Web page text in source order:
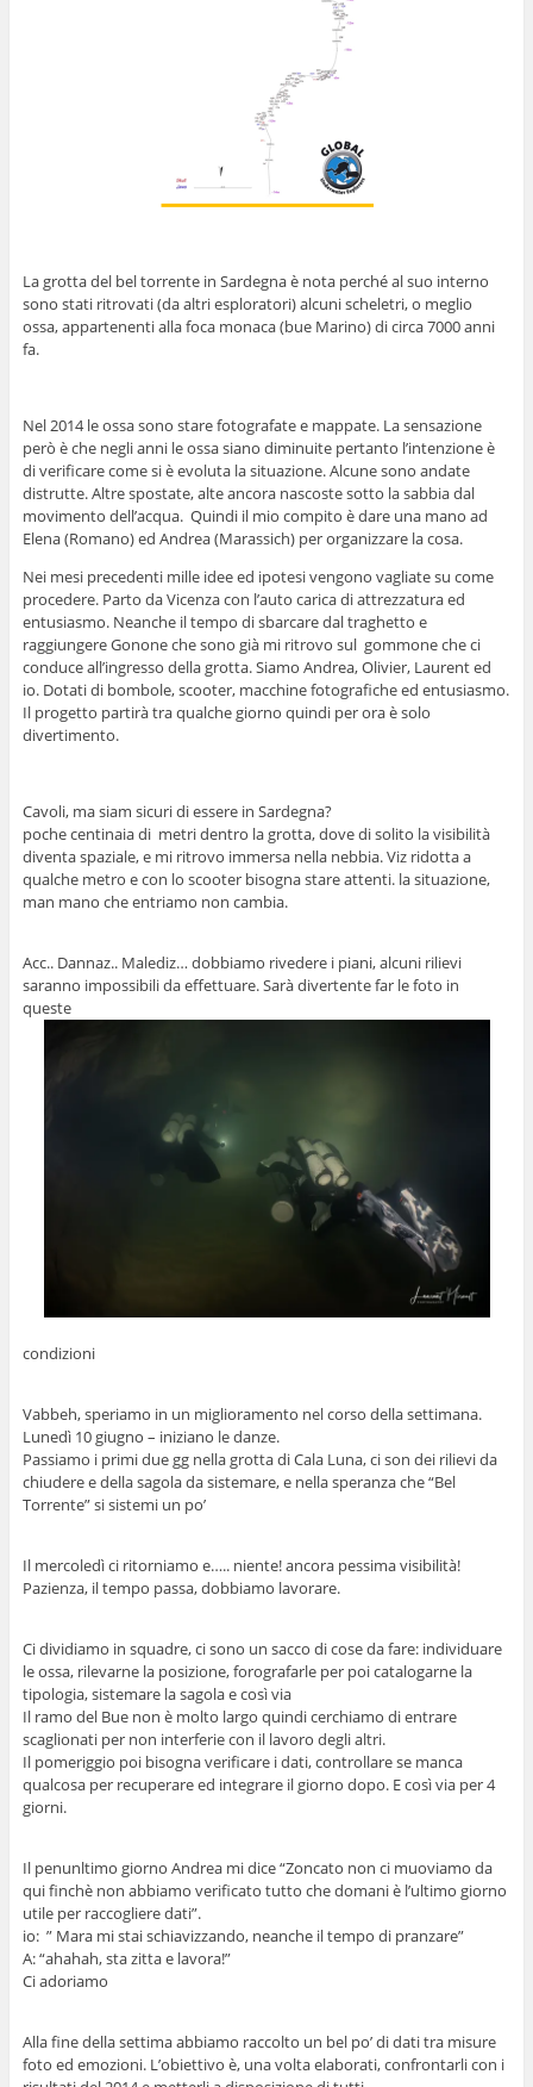
La grotta del bel torrente in Sardegna è nota perché al suo interno
sono stati ritrovati (da altri esploratori) alcuni scheletri, o meglio
ossa, appartenenti alla foca monaca (bue Marino) di circa 7000 anni
fa.
Nel 2014 le ossa sono stare fotografate e mappate. La sensazione
però è che negli anni le ossa siano diminuite pertanto l’intenzione è
di verificare come si è evoluta la situazione. Alcune sono andate
distrutte. Altre spostate, alte ancora nascoste sotto la sabbia dal
movimento dell’acqua. Quindi il mio compito è dare una mano ad
Elena (Romano) ed Andrea (Marassich) per organizzare la cosa.
Nei mesi precedenti mille idee ed ipotesi vengono vagliate su come
procedere. Parto da Vicenza con l’auto carica di attrezzatura ed
entusiasmo. Neanche il tempo di sbarcare dal traghetto e
raggiungere Gonone che sono già mi ritrovo sul gommone che ci
conduce all’ingresso della grotta. Siamo Andrea, Olivier, Laurent ed
io. Dotati di bombole, scooter, macchine fotografiche ed entusiasmo.
Il progetto partirà tra qualche giorno quindi per ora è solo
divertimento.
Cavoli, ma siam sicuri di essere in Sardegna?
poche centinaia di metri dentro la grotta, dove di solito la visibilità
diventa spaziale, e mi ritrovo immersa nella nebbia. Viz ridotta a
qualche metro e con lo scooter bisogna stare attenti. la situazione,
man mano che entriamo non cambia.
Acc.. Dannaz.. Malediz… dobbiamo rivedere i piani, alcuni rilievi
saranno impossibili da effettuare. Sarà divertente far le foto in
queste
condizioni
Vabbeh, speriamo in un miglioramento nel corso della settimana.
Lunedì 10 giugno – iniziano le danze.
Passiamo i primi due gg nella grotta di Cala Luna, ci son dei rilievi da
chiudere e della sagola da sistemare, e nella speranza che “Bel
Torrente” si sistemi un po’
Il mercoledì ci ritorniamo e….. niente! ancora pessima visibilità!
Pazienza, il tempo passa, dobbiamo lavorare.
Ci dividiamo in squadre, ci sono un sacco di cose da fare: individuare
le ossa, rilevarne la posizione, forografarle per poi catalogarne la
tipologia, sistemare la sagola e così via
Il ramo del Bue non è molto largo quindi cerchiamo di entrare
scaglionati per non interferie con il lavoro degli altri.
Il pomeriggio poi bisogna verificare i dati, controllare se manca
qualcosa per recuperare ed integrare il giorno dopo. E così via per 4
giorni.
Il penunltimo giorno Andrea mi dice “Zoncato non ci muoviamo da
qui finchè non abbiamo verificato tutto che domani è l’ultimo giorno
utile per raccogliere dati”.
io: ” Mara mi stai schiavizzando, neanche il tempo di pranzare”
A: “ahahah, sta zitta e lavora!”
Ci adoriamo
Alla fine della settima abbiamo raccolto un bel po’ di dati tra misure
foto ed emozioni. L’obiettivo è, una volta elaborati, confrontarli con i